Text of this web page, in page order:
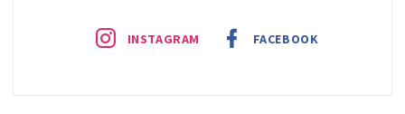
INSTAGRAM FACEBOOK